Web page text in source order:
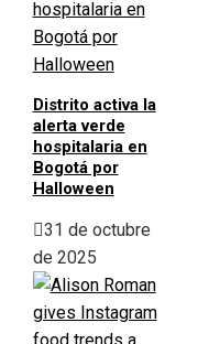
Distrito activa la
alerta verde
hospitalaria en
Bogotá por
Halloween
31 de octubre
de 2025